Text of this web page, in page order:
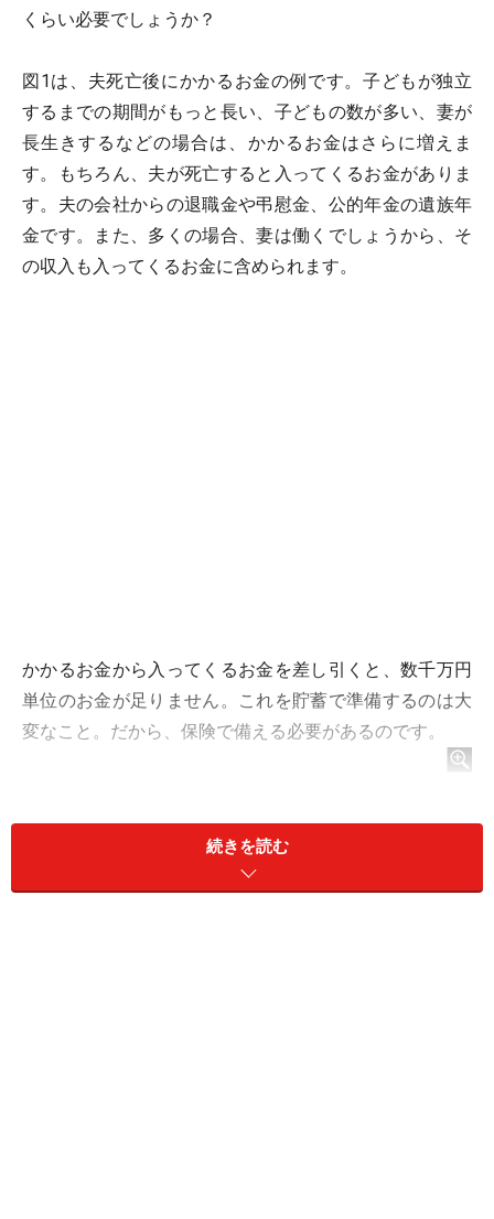
くらい必要でしょうか？
図1は、夫死亡後にかかるお金の例です。子どもが独立
するまでの期間がもっと長い、子どもの数が多い、妻が
長生きするなどの場合は、かかるお金はさらに増えま
す。もちろん、夫が死亡すると入ってくるお金がありま
す。夫の会社からの退職金や弔慰金、公的年金の遺族年
金です。また、多くの場合、妻は働くでしょうから、そ
の収入も入ってくるお金に含められます。
かかるお金から入ってくるお金を差し引くと、数千万円
単位のお金が足りません。これを貯蓄で準備するのは大
変なこと。だから、保険で備える必要があるのです。
続きを読む